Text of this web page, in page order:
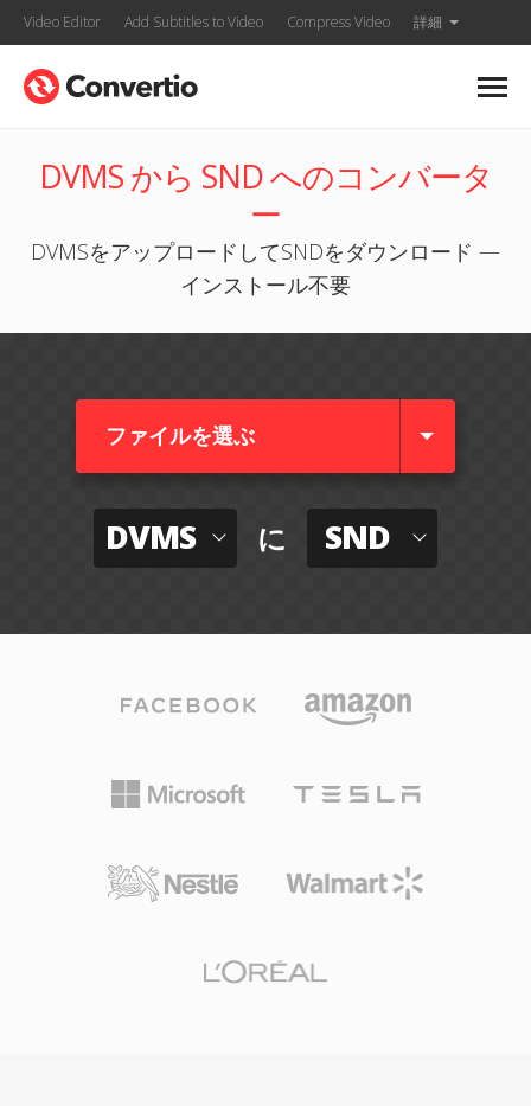
Video Editor Add Subtitles to Video Compress Video 詳細
DVMS から SND へのコンバータ
ー
DVMSをアップロードしてSNDをダウンロード —
インストール不要
ファイルを選ぶ
DVMS に SND